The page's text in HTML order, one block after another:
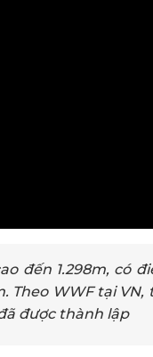
đến 1.298m, có
Theo WWF tại
được thành lập